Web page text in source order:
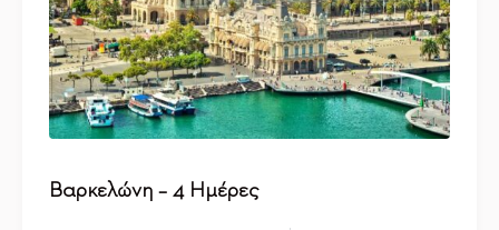
Βαρκελώνη – 4 Ημέρες